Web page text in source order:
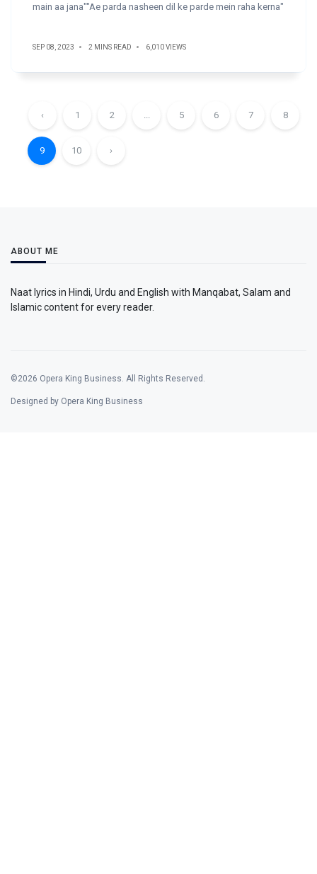
main aa jana""Ae parda nasheen dil ke parde mein raha kerna"
SEP 08, 2023 2 MINS READ 6,010 VIEWS
‹ 1 2 5 6 7 8
9 10 ›
ABOUT ME
Naat lyrics in Hindi, Urdu and English with Manqabat, Salam and
Islamic content for every reader.
©2026 Opera King Business. All Rights Reserved.
Designed by Opera King Business